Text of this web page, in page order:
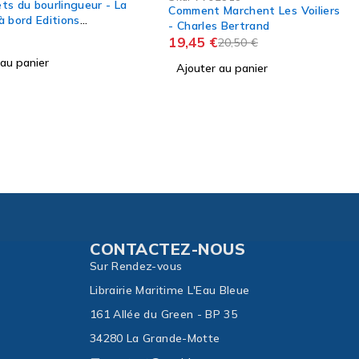
Marchent Les Voiliers
Bertrand
panier
Sku:VA06442
Code Vagnon Voile Planche à
13,70€
CONTACTEZ-NOUS
Sur Rendez-vous
Librairie Maritime L'Eau Bleue
161 Allée du Green - BP 35
34280 La Grande-Motte